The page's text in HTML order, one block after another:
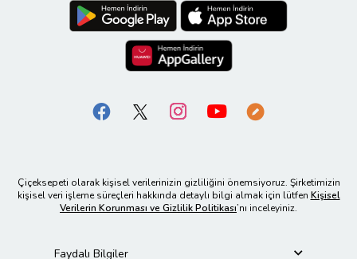
Çiçeksepeti olarak kişisel verilerinizin gizliliğini önemsiyoruz. Şirketimizin
kişisel veri işleme süreçleri hakkında detaylı bilgi almak için lütfen Kişisel
Verilerin Korunması ve Gizlilik Politikası’nı inceleyiniz.
Faydalı Bilgiler